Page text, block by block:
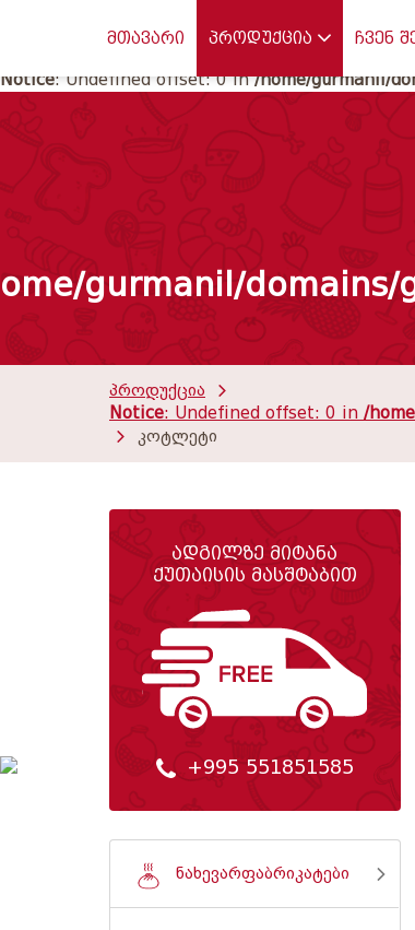
: Undefined offset: 0 in/home/gurmanil/
მთავარი პროდუქცია ჩვენ
Notice: Undefined offset: 0 in/home/gurmanil/
gurmanil/
პროდუქცია
Notice: Undefined offset: 0 in /
კოტლეტი
ადგილზე მიტანა
ქუთაისის მასშტაბით
+995 551851585
ნახევარფაბრიკატები